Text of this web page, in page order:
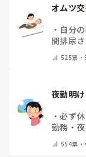
オムツ
・ 自分
間排尿
のテー
まってい
525票・
夜勤明
・必ず
勤務 ・
てくだ
554票・